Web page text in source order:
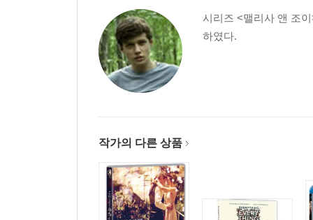
시리즈 <맬리사 앤 조
하였다.
작가의 다른 상품